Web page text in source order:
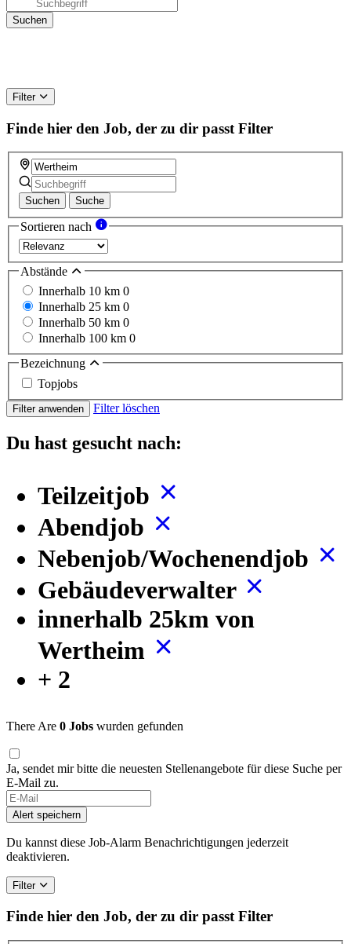
Filter
Finde hier den Job, der zu dir passt Filter
Suchen Suche
Sortieren nach
Abstände
Innerhalb 10 km 0
Innerhalb 25 km 0
Innerhalb 50 km 0
Innerhalb 100 km 0
Bezeichnung
Topjobs
Filter anwenden Filter löschen
Du hast gesucht nach:
Teilzeitjob
Abendjob
Nebenjob/Wochenendjob
Gebäudeverwalter
innerhalb 25km von
Wertheim
+ 2
There Are 0 Jobs wurden gefunden
Ja, sendet mir bitte die neuesten Stellenangebote für diese Suche per
E-Mail zu.
If
you
are
a
human,
this
field
Alert speichern
Du kannst diese Job-Alarm Benachrichtigungen jederzeit
deaktivieren.
Filter
Finde hier den Job, der zu dir passt Filter